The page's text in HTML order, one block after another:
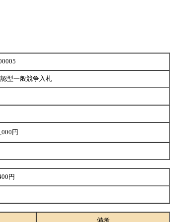
型一般競争入札
円
円
備考